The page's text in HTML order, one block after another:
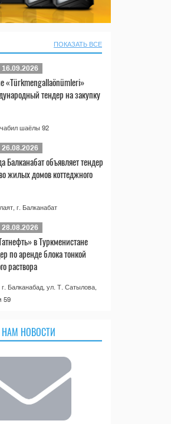
ПОКАЗАТЬ ВСЕ
16.09.2026
«Türkmengallaönümleri»
тендер на закупку
шаёлы 92
26.08.2026
Балканабат объявляет тендер
жилых домов коттеджного
г. Балканабат
28.08.2026
в Туркменистане
по аренде блока тонкой
раствора
Балканабад, ул. Т. Сатылова,
59
НОВОСТИ